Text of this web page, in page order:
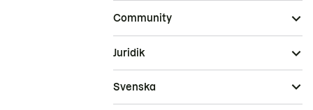
Community
Juridik
Svenska